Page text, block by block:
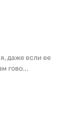
даже если ее
гово...